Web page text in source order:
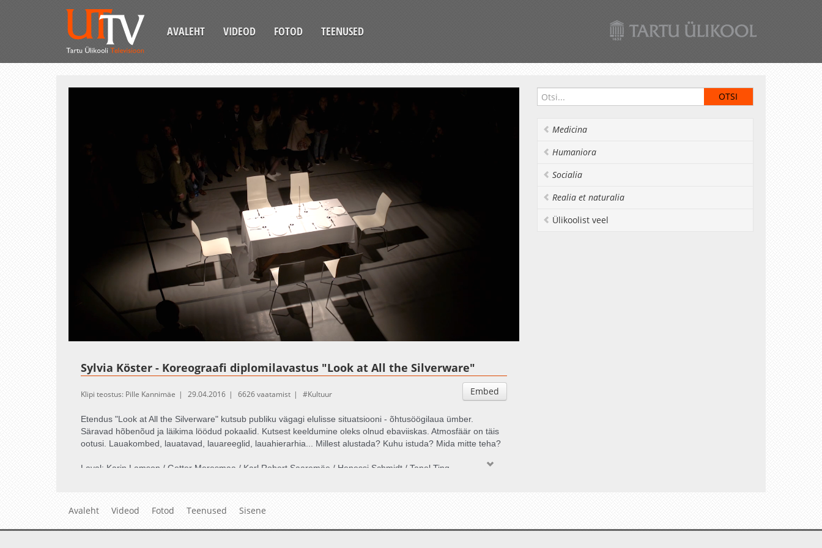
AVALEHT VIDEOD FOTOD TEENUSED
Sylvia Köster - Koreograafi diplomilavastus "Look at All the Silverware"
Embed
Klipi teostus: Pille Kannimäe 29.04.2016 6626 vaatamist Kultuur
Etendus "Look at All the Silverware" kutsub publiku vägagi elulisse situatsiooni - õhtusöögilaua ümber.
Säravad hõbenõud ja läikima löödud pokaalid. Kutsest keeldumine oleks olnud ebaviiskas. Atmosfäär on täis
ootusi. Lauakombed, lauatavad, lauareeglid, lauahierarhia... Millest alustada? Kuhu istuda? Mida mitte teha?
Laval: Karin Lamson / Getter Meresmaa / Karl Robert Saaremäe / Henessi Schmidt / Tanel Ting
Medicina
Humaniora
Socialia
Realia et naturalia
Ülikoolist veel
Avaleht Videod Fotod Teenused Sisene